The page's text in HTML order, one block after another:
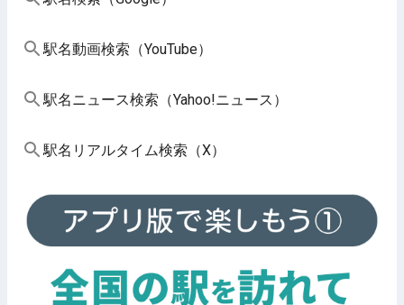
駅名動画検索（YouTube）
駅名ニュース検索（Yahoo!ニュース）
駅名リアルタイム検索（X）